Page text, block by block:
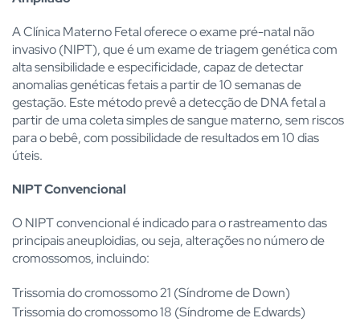
A Clínica Materno Fetal oferece o exame pré-natal não
invasivo (NIPT), que é um exame de triagem genética com
alta sensibilidade e especificidade, capaz de detectar
anomalias genéticas fetais a partir de 10 semanas de
gestação. Este método prevê a detecção de DNA fetal a
partir de uma coleta simples de sangue materno, sem riscos
para o bebê, com possibilidade de resultados em 10 dias
úteis.
NIPT Convencional
O NIPT convencional é indicado para o rastreamento das
principais aneuploidias, ou seja, alterações no número de
cromossomos, incluindo:
Trissomia do cromossomo 21 (Síndrome de Down)
Trissomia do cromossomo 18 (Síndrome de Edwards)